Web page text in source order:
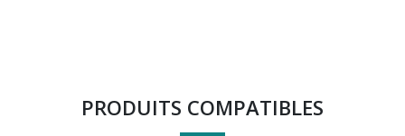
PRODUITS COMPATIBLES